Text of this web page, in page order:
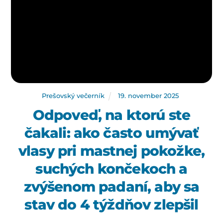
Prešovský večerník 19. november 2025
Odpoveď, na ktorú ste
čakali: ako často umývať
vlasy pri mastnej pokožke,
suchých končekoch a
zvýšenom padaní, aby sa
stav do 4 týždňov zlepšil